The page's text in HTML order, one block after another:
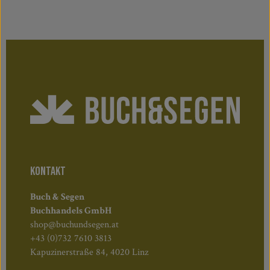
KONTAKT
Buch & Segen
Buchhandels GmbH
shop@buchundsegen.at
+43 (0)732 7610 3813
Kapuzinerstraße 84, 4020 Linz